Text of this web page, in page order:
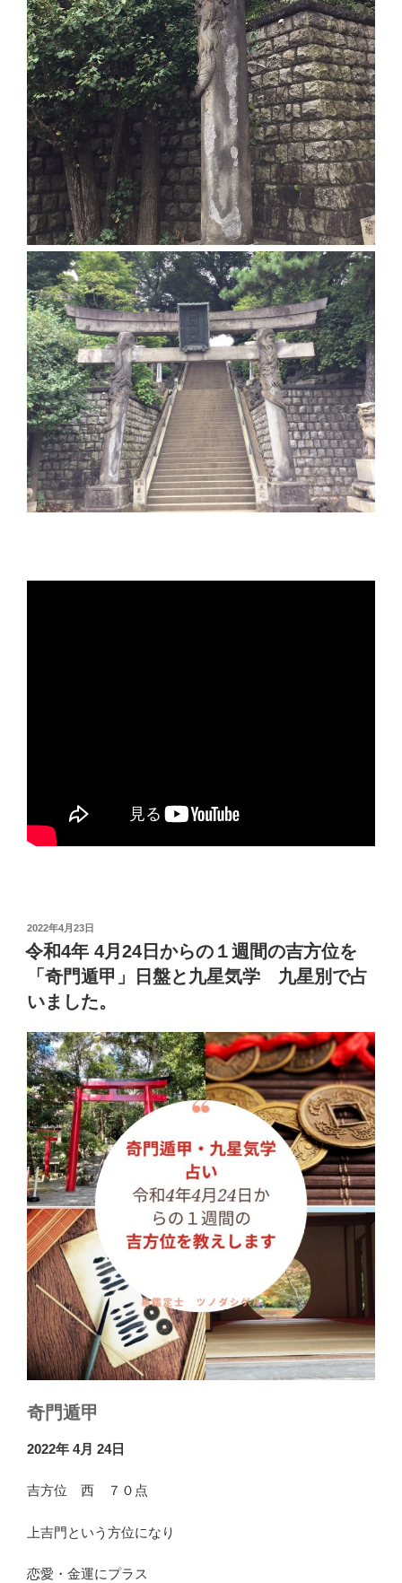
投
稿
日:
2022年4月23日
令和4年 4月24日からの１週間の吉方位を
「奇門遁甲」日盤と九星気学 九星別で占
いました。
奇門遁甲
2022年 4月 24日
吉方位 西 ７０点
上吉門という方位になり
恋愛・金運にプラス